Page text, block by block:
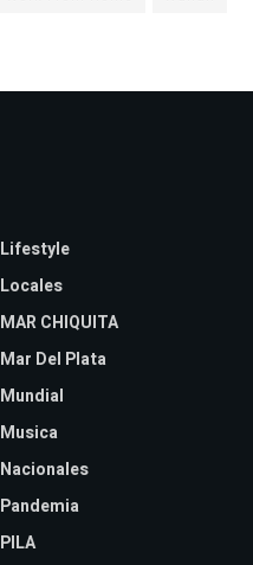
Lifestyle
Locales
MAR CHIQUITA
Mar Del Plata
Mundial
Musica
Nacionales
Pandemia
PILA